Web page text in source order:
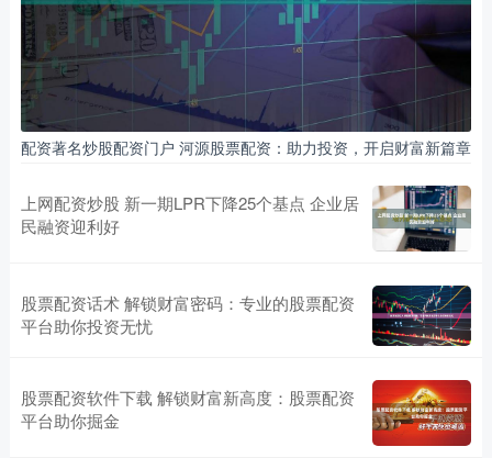
配资著名炒股配资门户 河源股票配资：助力投资，开启财富新篇章
上网配资炒股 新一期LPR下降25个基点 企业居
民融资迎利好
股票配资话术 解锁财富密码：专业的股票配资
平台助你投资无忧
股票配资软件下载 解锁财富新高度：股票配资
平台助你掘金